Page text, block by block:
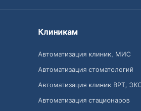
Клиникам
Автоматизация клиник, МИС
Автоматизация стоматологий
Автоматизация клиник ВРТ,
Автоматизация стационаров